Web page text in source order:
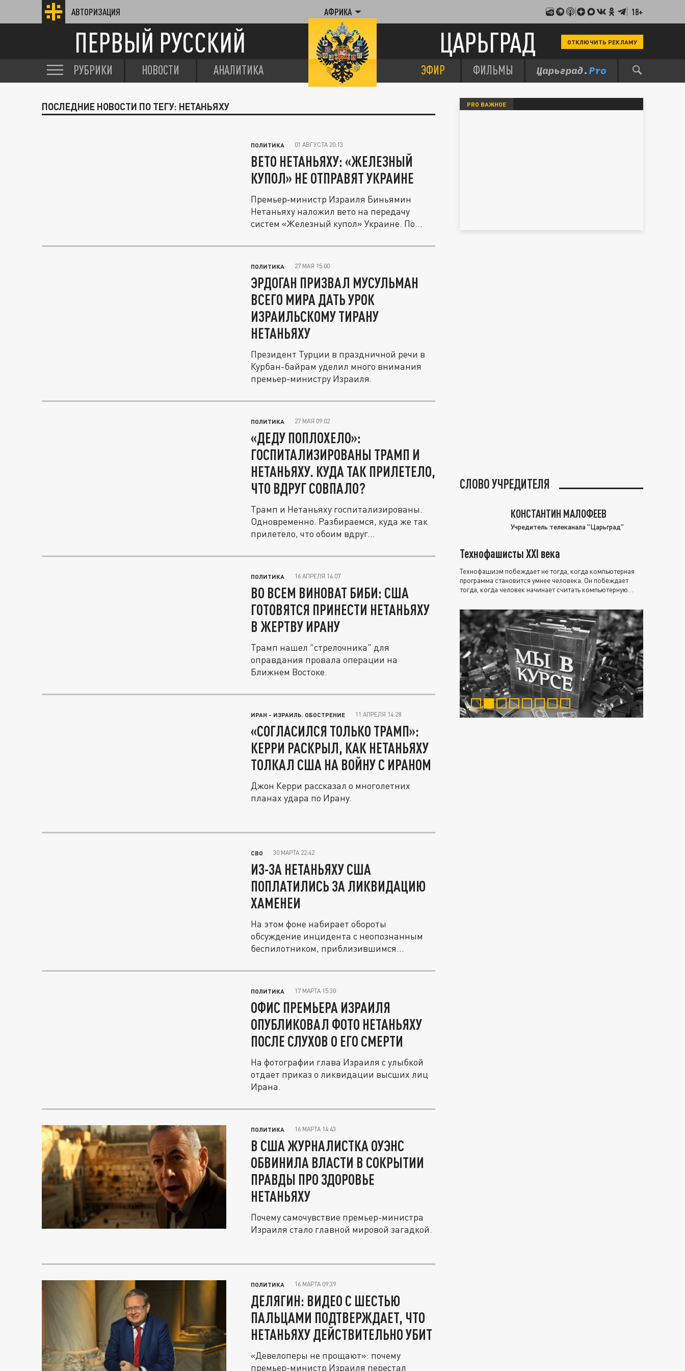
АВТОРИЗАЦИЯ АФРИКА 18+
ПЕРВЫЙ РУССКИЙ ЦАРЬГРАД ОТКЛЮЧИТЬ РЕКЛАМУ
РУБРИКИ НОВОСТИ АНАЛИТИКА ЭФИР ФИЛЬМЫ
ПОСЛЕДНИЕ НОВОСТИ ПО ТЕГУ: НЕТАНЬЯХУ
ПОЛИТИКА 01 АВГУСТА 20:13
ВЕТО НЕТАНЬЯХУ: «ЖЕЛЕЗНЫЙ
КУПОЛ» НЕ ОТПРАВЯТ УКРАИНЕ
Премьер‑министр Израиля Биньямин
Нетаньяху наложил вето на передачу
систем «Железный купол» Украине. По
ПОЛИТИКА 27 МАЯ 15:00
ЭРДОГАН ПРИЗВАЛ МУСУЛЬМАН
ВСЕГО МИРА ДАТЬ УРОК
ИЗРАИЛЬСКОМУ ТИРАНУ
НЕТАНЬЯХУ
Президент Турции в праздничной речи в
Курбан-байрам уделил много внимания
премьер-министру Израиля.
ПОЛИТИКА 27 МАЯ 09:02
«ДЕДУ ПОПЛОХЕЛО»:
ГОСПИТАЛИЗИРОВАНЫ ТРАМП И
НЕТАНЬЯХУ. КУДА ТАК ПРИЛЕТЕЛО,
ЧТО ВДРУГ СОВПАЛО?
Трамп и Нетаньяху госпитализированы.
Одновременно. Разбираемся, куда же так
прилетело, что обоим вдруг...
ПОЛИТИКА 16 АПРЕЛЯ 14:07
ВО ВСЕМ ВИНОВАТ БИБИ: США
ГОТОВЯТСЯ ПРИНЕСТИ НЕТАНЬЯХУ
В ЖЕРТВУ ИРАНУ
Трамп нашел "стрелочника" для
оправдания провала операции на
Ближнем Востоке.
ИРАН - ИЗРАИЛЬ. ОБОСТРЕНИЕ 11 АПРЕЛЯ 14:28
«СОГЛАСИЛСЯ ТОЛЬКО ТРАМП»:
КЕРРИ РАСКРЫЛ, КАК НЕТАНЬЯХУ
ТОЛКАЛ США НА ВОЙНУ С ИРАНОМ
Джон Керри рассказал о многолетних
планах удара по Ирану.
СВО 30 МАРТА 22:42
ИЗ-ЗА НЕТАНЬЯХУ США
ПОПЛАТИЛИСЬ ЗА ЛИКВИДАЦИЮ
ХАМЕНЕИ
На этом фоне набирает обороты
обсуждение инцидента с неопознанным
беспилотником, приблизившимся
ПОЛИТИКА 17 МАРТА 15:30
ОФИС ПРЕМЬЕРА ИЗРАИЛЯ
ОПУБЛИКОВАЛ ФОТО НЕТАНЬЯХУ
ПОСЛЕ СЛУХОВ О ЕГО СМЕРТИ
На фотографии глава Израиля с улыбкой
отдает приказ о ликвидации высших лиц
Ирана.
ПОЛИТИКА 16 МАРТА 14:43
В США ЖУРНАЛИСТКА ОУЭНС
ОБВИНИЛА ВЛАСТИ В СОКРЫТИИ
ПРАВДЫ ПРО ЗДОРОВЬЕ
НЕТАНЬЯХУ
Почему самочувствие премьер-министра
Израиля стало главной мировой загадкой.
ПОЛИТИКА 16 МАРТА 09:39
ДЕЛЯГИН: ВИДЕО С ШЕСТЬЮ
ПАЛЬЦАМИ ПОДТВЕРЖДАЕТ, ЧТО
НЕТАНЬЯХУ ДЕЙСТВИТЕЛЬНО УБИТ
«Девелоперы не прощают»: почему
премьер-министр Израиля перестал
PRO ВАЖНОЕ
СЛОВО УЧРЕДИТЕЛЯ
КОНСТАНТИН МАЛОФЕЕВ
Учредитель телеканала "Царьград"
Технофашисты XXI века
Технофашизм побеждает не тогда, когда компьютерная
программа становится умнее человека. Он побеждает
тогда, когда человек начинает считать компьютерную